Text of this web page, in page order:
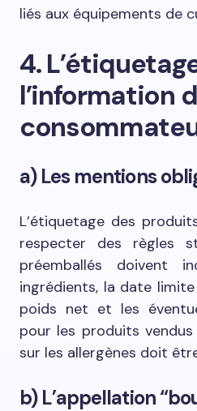
liés aux équipements de
4.
l’information
a) Les mentions
L’étiquetage des
respecter des règles
préemballés doivent
ingrédients, la date
poids net et les
pour les produits vendus
sur les allergènes doit
b) L’appellation